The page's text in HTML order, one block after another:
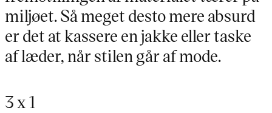
miljøet. Så meget desto mere absurd
er det at kassere en jakke eller taske
af læder, når stilen går af mode.
3 x 1